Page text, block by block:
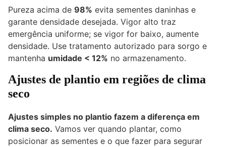
Pureza acima de 98% evita sementes daninhas e
garante densidade desejada. Vigor alto traz
emergência uniforme; se vigor for baixo, aumente
densidade. Use tratamento autorizado para sorgo e
mantenha umidade < 12% no armazenamento.
Ajustes de plantio em regiões de clima
seco
Ajustes simples no plantio fazem a diferença em
clima seco. Vamos ver quando plantar, como
posicionar as sementes e o que fazer para segurar